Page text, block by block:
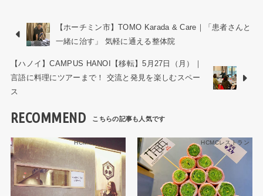
【ホーチミン市】TOMO Karada & Care｜「患者さんと
一緒に治す」 気軽に通える整体院
【ハノイ】CAMPUS HANOI【移転】5月27日（月）｜
言語に料理にツアーまで！ 交流と発見を楽しむスペー
ス
RECOMMEND
HCMCレストラン HCMCレストラン